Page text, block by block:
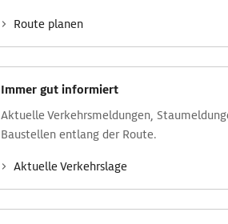
Route planen
Immer gut informiert
Aktuelle Verkehrs­meldungen,
Baustellen entlang der Route.
Aktuelle Verkehrs­lage